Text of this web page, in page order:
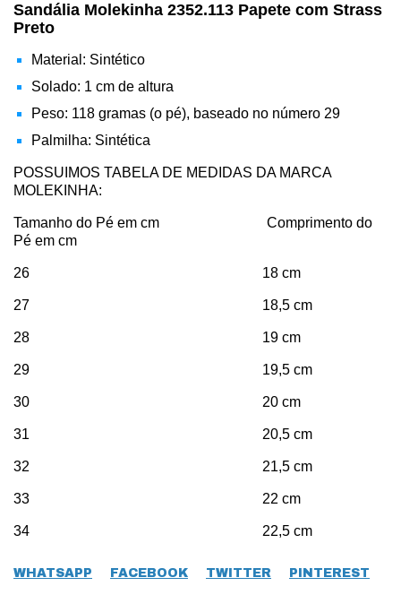
Sandália Molekinha 2352.113 Papete com Strass
Preto
Material: Sintético
Solado: 1 cm de altura
Peso: 118 gramas (o pé), baseado no número 29
Palmilha: Sintética
POSSUIMOS TABELA DE MEDIDAS DA MARCA
MOLEKINHA:
Tamanho do Pé em cm Comprimento do
Pé em cm
26 18 cm
27 18,5 cm
28 19 cm
29 19,5 cm
30 20 cm
31 20,5 cm
32 21,5 cm
33 22 cm
34 22,5 cm
WHATSAPP FACEBOOK TWITTER PINTEREST